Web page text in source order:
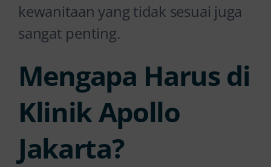
kewanitaan yang tidak sesuai juga
sangat penting.
Mengapa Harus di
Klinik Apollo
Jakarta?